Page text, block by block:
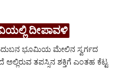
ದೀಪಾವಳಿ
ಭೂಮಿಯ ಮೇಲಿನ ಸ್ವರ್ಗದ
ತಪಸ್ಸಿನ ಶಕ್ತಿಗೆ ಎಂತಹ ಕೆಟ್ಟ